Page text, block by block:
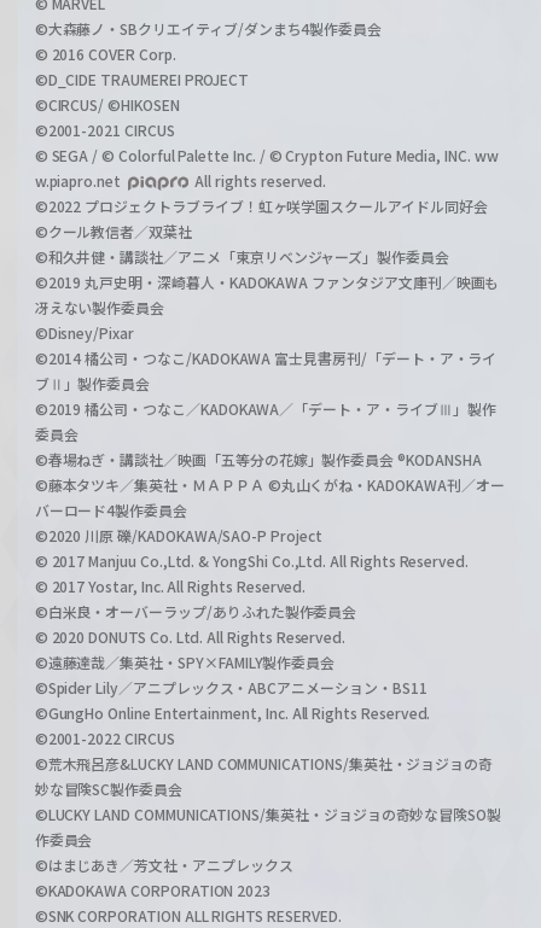
©大森藤ノ・SBクリエイティブ/ダンまち4製作委員会
© 2016 COVER Corp.
©D_CIDE TRAUMEREI PROJECT
©CIRCUS/ ©HIKOSEN
©2001-2021 CIRCUS
© SEGA / © Colorful Palette Inc. / © Crypton Future Media, INC. ww
w.piapro.net
All rights reserved.
©2022 プロジェクトラブライブ！虹ヶ咲学園スクールアイドル同好会
©クール教信者／双葉社
©和久井健・講談社／アニメ「東京リベンジャーズ」製作委員会
©2019 丸戸史明・深崎暮人・KADOKAWA ファンタジア文庫刊／映画も
冴えない製作委員会
©Disney/Pixar
©2014 橘公司・つなこ/KADOKAWA 富士見書房刊/「デート・ア・ライ
ブⅡ」製作委員会
©2019 橘公司・つなこ／KADOKAWA／「デート・ア・ライブⅢ」製作
委員会
©春場ねぎ・講談社／映画「五等分の花嫁」製作委員会 ®KODANSHA
©藤本タツキ／集英社・ＭＡＰＰＡ ©丸山くがね・KADOKAWA刊／オー
バーロード4製作委員会
©2020 川原 礫/KADOKAWA/SAO-P Project
© 2017 Manjuu Co.,Ltd. & YongShi Co.,Ltd. All Rights Reserved.
© 2017 Yostar, Inc. All Rights Reserved.
©白米良・オーバーラップ/ありふれた製作委員会
© 2020 DONUTS Co. Ltd. All Rights Reserved.
©遠藤達哉／集英社・SPY×FAMILY製作委員会
©Spider Lily／アニプレックス・ABCアニメーション・BS11
©GungHo Online Entertainment, Inc. All Rights Reserved.
©2001-2022 CIRCUS
©荒木飛呂彦&LUCKY LAND COMMUNICATIONS/集英社・ジョジョの奇
妙な冒険SC製作委員会
©LUCKY LAND COMMUNICATIONS/集英社・ジョジョの奇妙な冒険SO製
作委員会
©はまじあき／芳文社・アニプレックス
©KADOKAWA CORPORATION 2023
©SNK CORPORATION ALL RIGHTS RESERVED.